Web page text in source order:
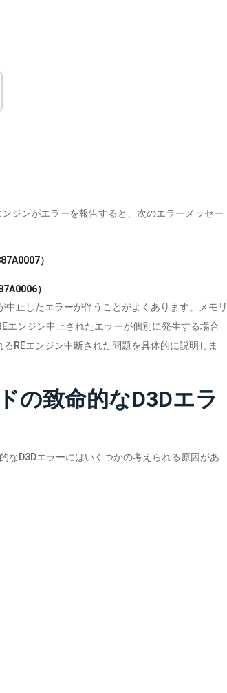
ジンがエラーを報告すると、次のエラーメッセー
）
）
中止したエラーが伴うことがよくあります。メモリ
エンジン中止されたエラーが個別に発生する場合
REエンジン中断された問題を具体的に説明しま
の致命的なD3Dエラ
D3Dエラーにはいくつかの考えられる原因があ